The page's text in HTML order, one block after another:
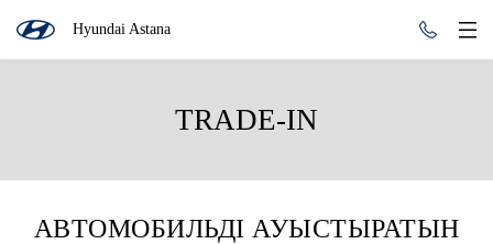
Hyundai Astana
TRADE-IN
АВТОМОБИЛЬДІ АУЫСТЫРАТЫН